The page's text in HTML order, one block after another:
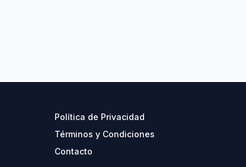
Política de Privacidad
Términos y Condiciones
Contacto